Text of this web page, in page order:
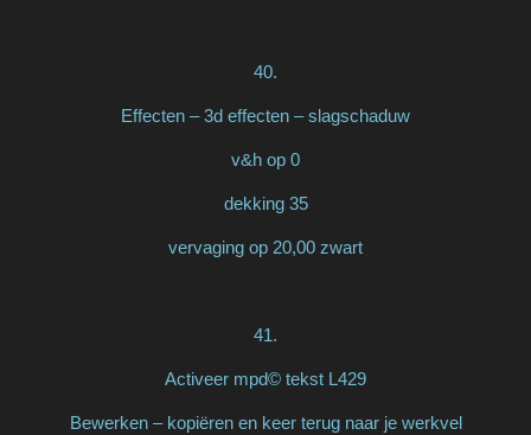
40.
Effecten – 3d effecten – slagschaduw
v&h op 0
dekking 35
vervaging op 20,00 zwart
41.
Activeer mpd© tekst L429
Bewerken – kopiëren en keer terug naar je werkvel